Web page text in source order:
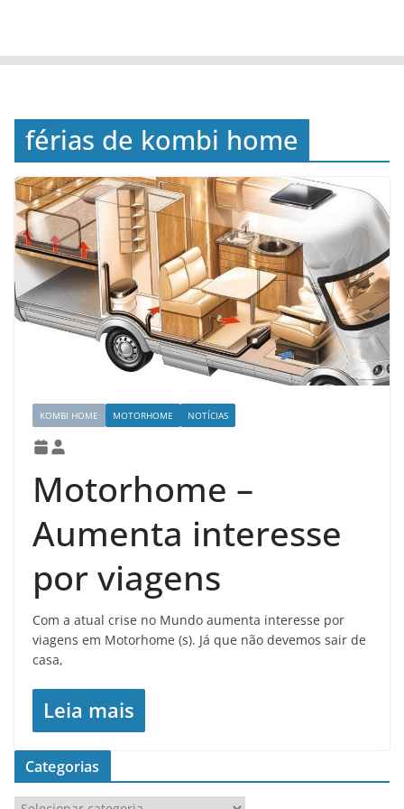
férias de kombi home
KOMBI HOME MOTORHOME NOTÍCIAS
Motorhome –
Aumenta interesse
por viagens
Com a atual crise no Mundo aumenta interesse por
viagens em Motorhome (s). Já que não devemos sair de
casa,
Leia mais
Categorias